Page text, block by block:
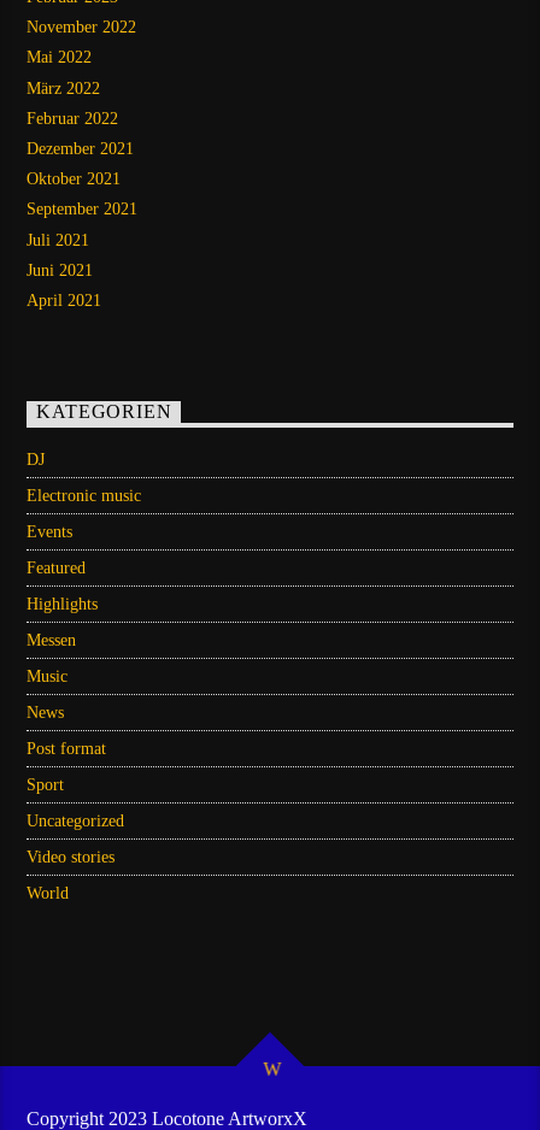
November 2022
Mai 2022
März 2022
Februar 2022
Dezember 2021
Oktober 2021
September 2021
Juli 2021
Juni 2021
April 2021
KATEGORIEN
DJ
Electronic music
Events
Featured
Highlights
Messen
Music
News
Post format
Sport
Uncategorized
Video stories
World
Copyright 2023 Locotone ArtworxX